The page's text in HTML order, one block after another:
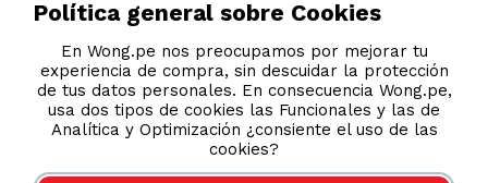
Teléfonos
Políticas de Privacidad
Términos y Condiciones
Legales
Código de Ética
Política general sobre Cookies
En Wong.pe nos preocupamos por mejorar tu
experiencia de compra, sin descuidar la protección
de tus datos personales. En consecuencia Wong.pe,
usa dos tipos de cookies las Funcionales y las de
Analítica y Optimización ¿consiente el uso de las
cookies?